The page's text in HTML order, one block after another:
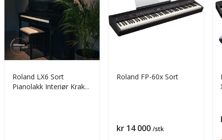
Roland LX6 Sort
Pianolakk Interiør Krakki
Roland FP-60x Sort
Pris
kr 14 000 /stk